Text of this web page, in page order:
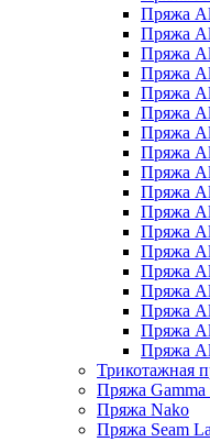
Пряжа
Пряжа
Пряжа
Пряжа
Пряжа
Пряжа
Пряжа
Пряжа
Пряжа
Пряжа
Пряжа
Пряжа
Пряжа
Пряжа
Пряжа
Пряжа
Пряжа
Пряжа
Трикотажная
Пряжа
Пряжа Nako
Пряжа Seam